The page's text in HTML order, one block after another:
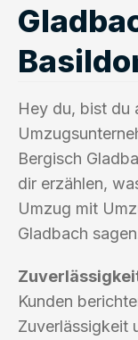
Hey du, bist du
Bergisch
dir erzählen,
Umzug mit
Gladbach
Kunden
Zuverlässigkeit